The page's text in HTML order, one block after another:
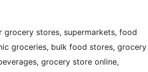
stores, supermarkets, food
groceries, bulk food stores, grocery
grocery store online,